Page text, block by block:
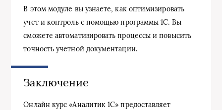
В этом модуле вы узнаете, как оптимизировать
учет и контроль с помощью программы 1С. Вы
сможете автоматизировать процессы и повысить
точность учетной документации.
Заключение
Онлайн курс «Аналитик 1С» предоставляет